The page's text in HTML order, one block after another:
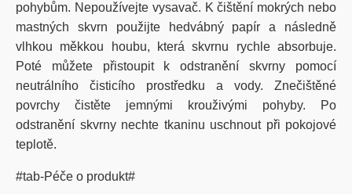
pohybům. Nepoužívejte vysavač. K čištění mokrých nebo
mastných skvrn použijte hedvábný papír a následně
vlhkou měkkou houbu, která skvrnu rychle absorbuje.
Poté můžete přistoupit k odstranění skvrny pomocí
neutrálního čisticího prostředku a vody. Znečištěné
povrchy čistěte jemnými krouživými pohyby. Po
odstranění skvrny nechte tkaninu uschnout při pokojové
teplotě.
#tab-Péče o produkt#